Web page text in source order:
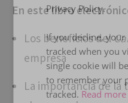
En este libro
Los beneficios del
empresa​
La importancia de la
Privacy Policy.
If you decline,
tracked when you
single cookie will
to remember your
tracked.Read more